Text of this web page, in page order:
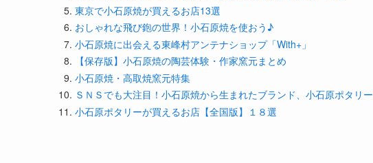
東京で小石原焼が買えるお店13選
おしゃれな飛び鉋の世界！小石原焼を使おう♪
小石原焼に出会える東峰村アンテナショップ「With+」
【保存版】小石原焼の陶芸体験・作家窯元まとめ
小石原焼・高取焼窯元特集
ＳＮＳでも大注目！小石原焼から生まれたブランド、小石原ポタリー
小石原ポタリーが買えるお店【全国版】１８選